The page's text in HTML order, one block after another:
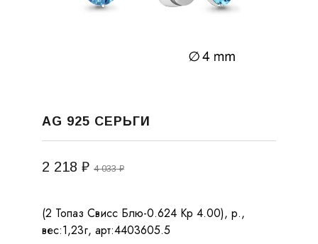
AG 925 СЕРЬГИ
2 218 ₽ 4 033 ₽
(2 Топаз Свисс Блю-0.624 Кр 4.00), р.,
вес:1,23г, арт:4403605.5